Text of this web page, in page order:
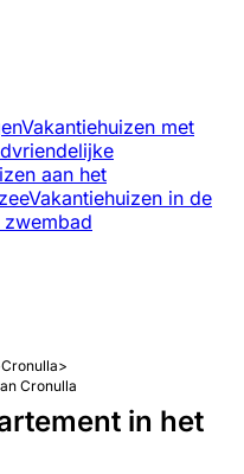
Vakantiehuizen met
aan het
Vakantiehuizen in de
zwembad
Cronulla>
Cronulla
in het